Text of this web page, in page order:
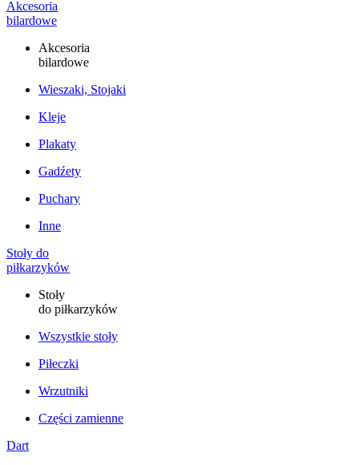
Akcesoria
bilardowe
Akcesoria
bilardowe
Wieszaki, Stojaki
Kleje
Plakaty
Gadźety
Puchary
Inne
Stoły do
piłkarzyków
Stoły
do piłkarzyków
Wszystkie stoły
Piłeczki
Wrzutniki
Części zamienne
Dart